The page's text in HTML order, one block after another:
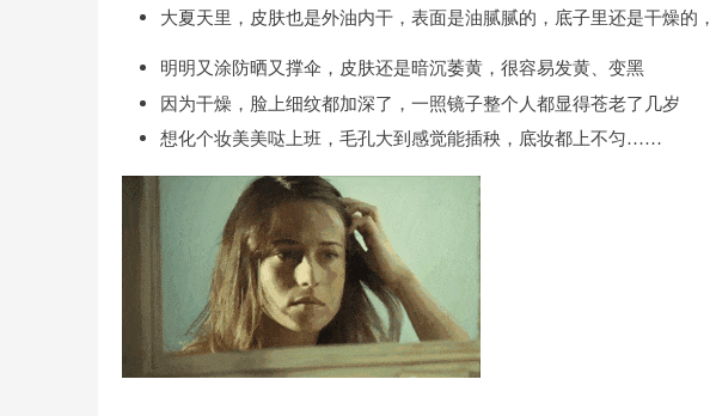
大夏天里，皮肤也是外油内干，表面是油腻腻的，底子里还是干燥的
明明又涂防晒又撑伞，皮肤还是暗沉萎黄，很容易发黄、变黑
因为干燥，脸上细纹都加深了，一照镜子整个人都显得苍老了几岁
想化个妆美美哒上班， 毛孔大到感觉能插秧，底妆都上不匀……